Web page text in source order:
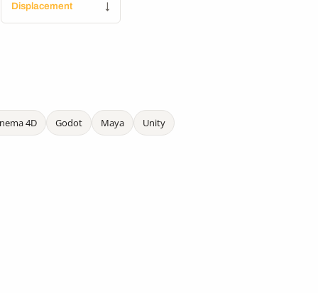
Displacement ↓
4D Godot Maya
Unity